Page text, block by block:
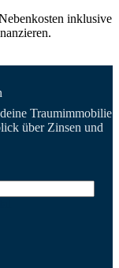
inklusive
Traumimmobilie
über Zinsen und